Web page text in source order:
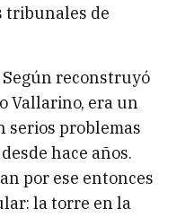
tribunales de
Según reconstruyó
Vallarino, era un
serios problemas
hace años.
por ese entonces
la torre en la